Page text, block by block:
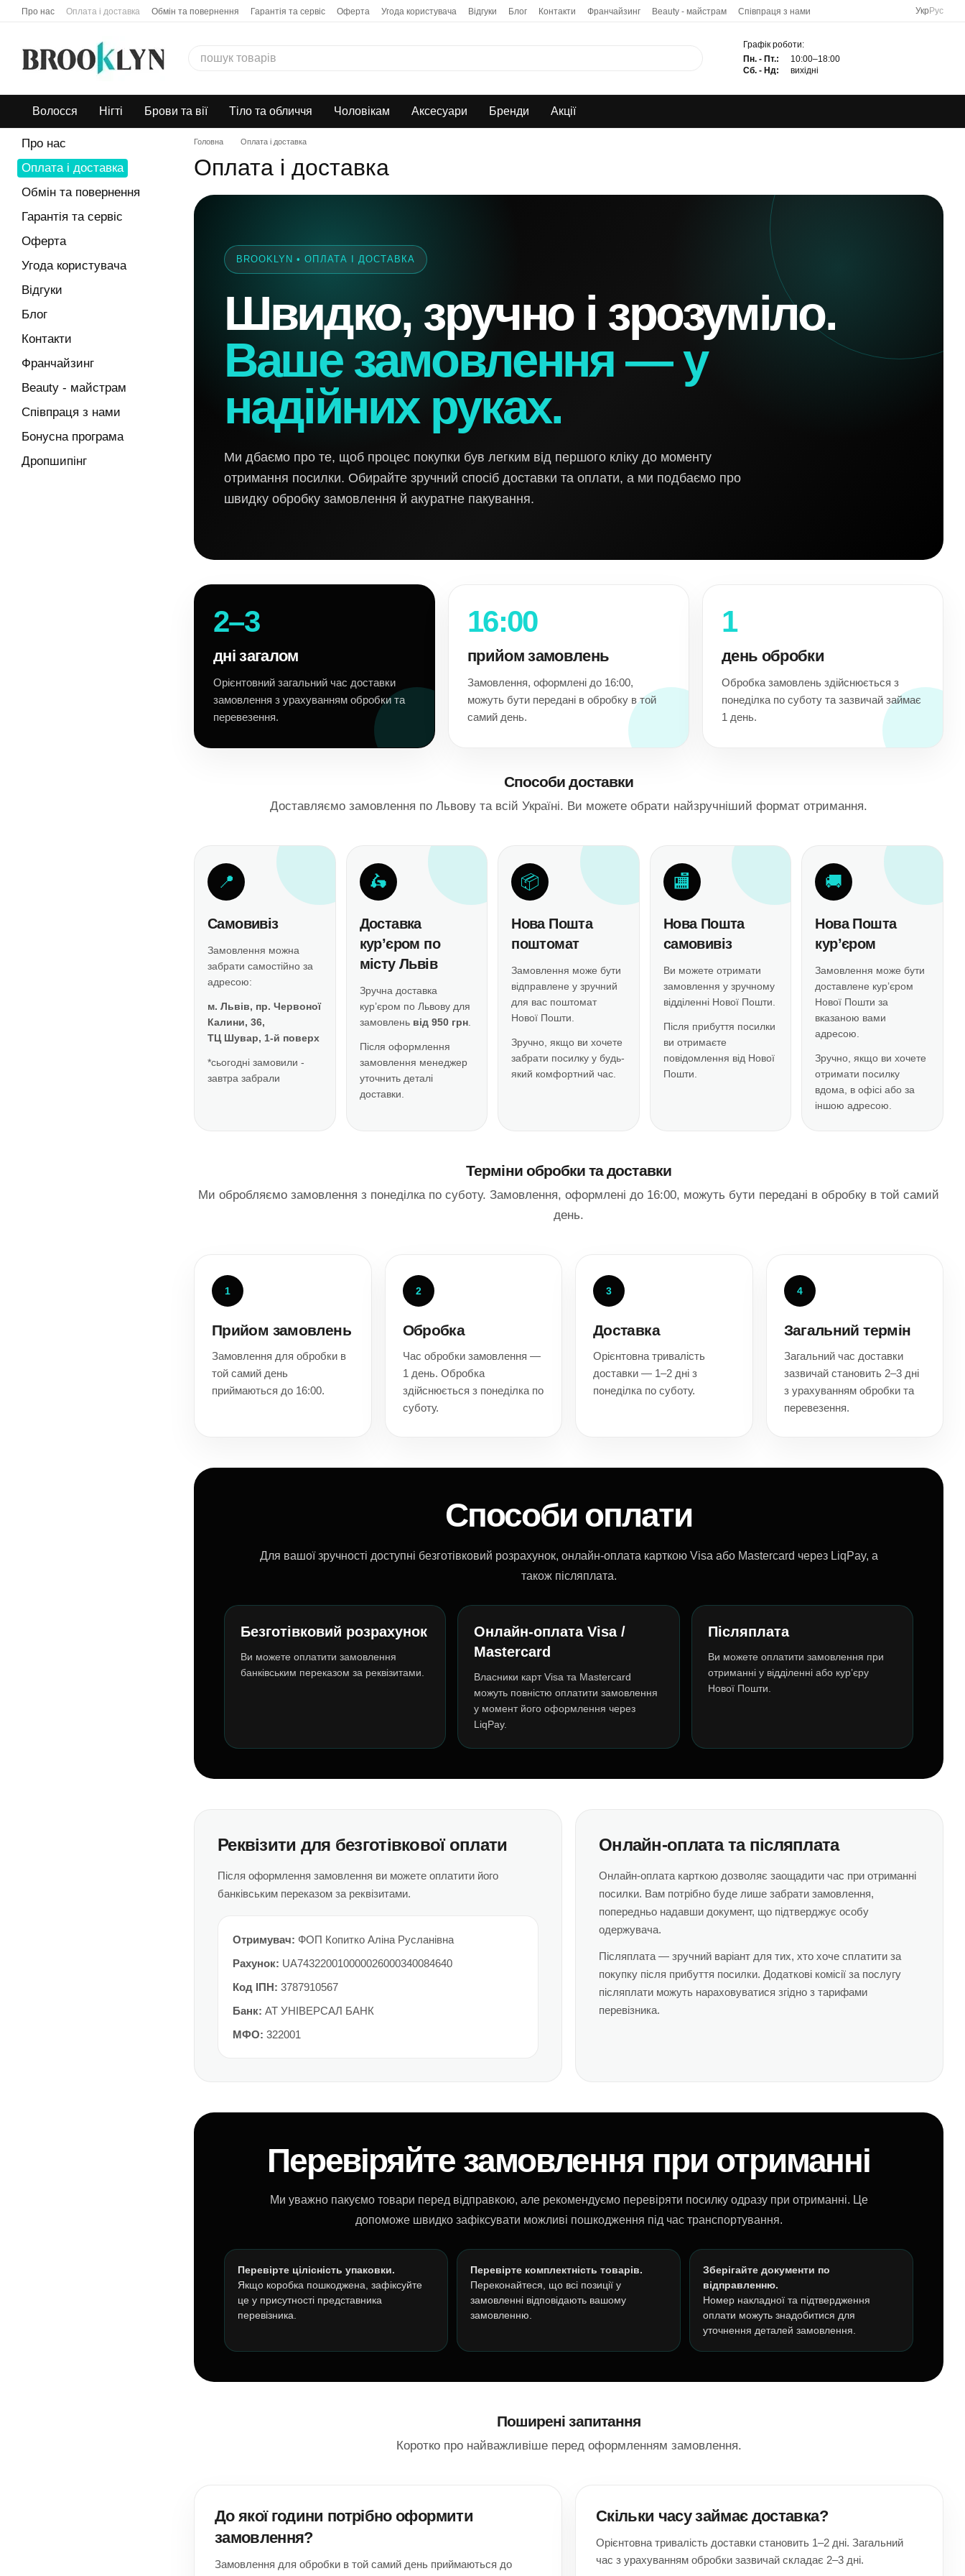
Перейти до основного контенту
Про нас Оплата і доставка Обмін та повернення Гарантія та сервіс Оферта Угода користувача Відгуки Блог Контакти Франчайзинг Beauty - майстрам
Співпраця з нами
Укр Рус
Графік роботи:
Пн. - Пт.:
10:00–18:00
Сб. - Нд:
вихідні
Волосся Нігті Брови та вії Тіло та обличчя Чоловікам Аксесуари Бренди Акції
Головна Оплата і доставка
Оплата і доставка
BROOKLYN • ОПЛАТА І ДОСТАВКА
Швидко, зручно і зрозуміло.
Ваше замовлення — у
надійних руках.
Ми дбаємо про те, щоб процес покупки був легким від першого кліку до моменту
отримання посилки. Обирайте зручний спосіб доставки та оплати, а ми подбаємо про
швидку обробку замовлення й акуратне пакування.
2–3
дні загалом
Орієнтовний загальний час доставки
замовлення з урахуванням обробки та
перевезення.
16:00
прийом замовлень
Замовлення, оформлені до 16:00,
можуть бути передані в обробку в той
самий день.
1
день обробки
Обробка замовлень здійснюється з
понеділка по суботу та зазвичай займає
1 день.
Способи доставки
Доставляємо замовлення по Львову та всій Україні. Ви можете обрати найзручніший формат отримання.
📍
Самовивіз
Замовлення можна
забрати самостійно за
адресою:
м. Львів, пр. Червоної
Калини, 36,
ТЦ Шувар, 1-й поверх
*сьогодні замовили -
завтра забрали
🛵
Доставка
кур’єром по
місту Львів
Зручна доставка
кур’єром по Львову для
замовлень від 950 грн.
Після оформлення
замовлення менеджер
уточнить деталі
доставки.
📦
Нова Пошта
поштомат
Замовлення може бути
відправлене у зручний
для вас поштомат
Нової Пошти.
Зручно, якщо ви хочете
забрати посилку у будь-
який комфортний час.
🏬
Нова Пошта
самовивіз
Ви можете отримати
замовлення у зручному
відділенні Нової Пошти.
Після прибуття посилки
ви отримаєте
повідомлення від Нової
Пошти.
🚚
Нова Пошта
кур’єром
Замовлення може бути
доставлене кур’єром
Нової Пошти за
вказаною вами
адресою.
Зручно, якщо ви хочете
отримати посилку
вдома, в офісі або за
іншою адресою.
Терміни обробки та доставки
Ми обробляємо замовлення з понеділка по суботу. Замовлення, оформлені до 16:00, можуть бути передані в обробку в той самий
день.
1
Прийом замовлень
Замовлення для обробки в
той самий день
приймаються до 16:00.
2
Обробка
Час обробки замовлення —
1 день. Обробка
здійснюється з понеділка по
суботу.
3
Доставка
Орієнтовна тривалість
доставки — 1–2 дні з
понеділка по суботу.
4
Загальний термін
Загальний час доставки
зазвичай становить 2–3 дні
з урахуванням обробки та
перевезення.
Способи оплати
Для вашої зручності доступні безготівковий розрахунок, онлайн-оплата карткою Visa або Mastercard через LiqPay, а
також післяплата.
Безготівковий розрахунок
Ви можете оплатити замовлення
банківським переказом за реквізитами.
Онлайн-оплата Visa /
Mastercard
Власники карт Visa та Mastercard
можуть повністю оплатити замовлення
у момент його оформлення через
LiqPay.
Післяплата
Ви можете оплатити замовлення при
отриманні у відділенні або кур’єру
Нової Пошти.
Реквізити для безготівкової оплати
Після оформлення замовлення ви можете оплатити його
банківським переказом за реквізитами.
Отримувач: ФОП Копитко Аліна Русланівна
Рахунок: UA743220010000026000340084640
Код ІПН: 3787910567
Банк: АТ УНІВЕРСАЛ БАНК
МФО: 322001
Онлайн-оплата та післяплата
Онлайн-оплата карткою дозволяє заощадити час при отриманні
посилки. Вам потрібно буде лише забрати замовлення,
попередньо надавши документ, що підтверджує особу
одержувача.
Післяплата — зручний варіант для тих, хто хоче сплатити за
покупку після прибуття посилки. Додаткові комісії за послугу
післяплати можуть нараховуватися згідно з тарифами
перевізника.
Перевіряйте замовлення при отриманні
Ми уважно пакуємо товари перед відправкою, але рекомендуємо перевіряти посилку одразу при отриманні. Це
допоможе швидко зафіксувати можливі пошкодження під час транспортування.
Перевірте цілісність упаковки.
Якщо коробка пошкоджена, зафіксуйте
це у присутності представника
перевізника.
Перевірте комплектність товарів.
Переконайтеся, що всі позиції у
замовленні відповідають вашому
замовленню.
Зберігайте документи по
відправленню.
Номер накладної та підтвердження
оплати можуть знадобитися для
уточнення деталей замовлення.
Поширені запитання
Коротко про найважливіше перед оформленням замовлення.
До якої години потрібно оформити
замовлення?
Замовлення для обробки в той самий день приймаються до
Скільки часу займає доставка?
Орієнтовна тривалість доставки становить 1–2 дні. Загальний
час з урахуванням обробки зазвичай складає 2–3 дні.
Про нас
Оплата і доставка
Обмін та повернення
Гарантія та сервіс
Оферта
Угода користувача
Відгуки
Блог
Контакти
Франчайзинг
Beauty - майстрам
Співпраця з нами
Бонусна програма
Дропшипінг